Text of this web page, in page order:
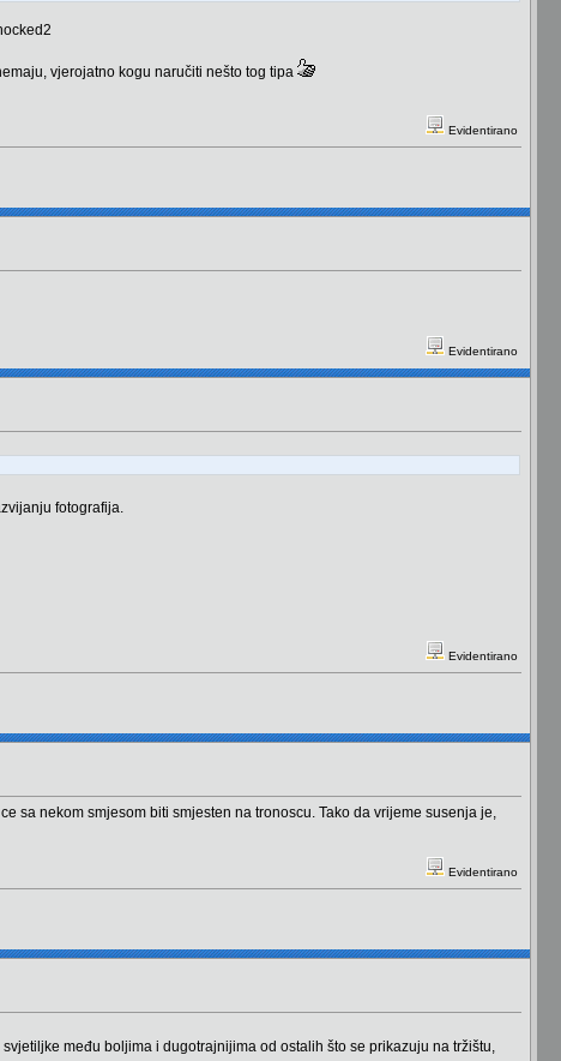
vjerojatno kogu naručiti nešto tog tipa
Evidentirano
Evidentirano
fotografija.
Evidentirano
sa nekom smjesom biti smjesten na tronoscu. Tako da vrijeme susenja je,
Evidentirano
među boljima i dugotrajnijima od ostalih što se prikazuju na tržištu,